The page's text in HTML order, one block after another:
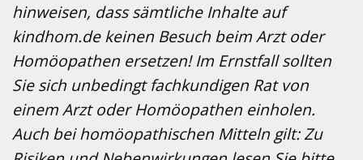
hinweisen, dass sämtliche Inhalte auf
kindhom.de keinen Besuch beim Arzt oder
Homöopathen ersetzen! Im Ernstfall sollten
Sie sich unbedingt fachkundigen Rat von
einem Arzt oder Homöopathen einholen.
Auch bei homöopathischen Mitteln gilt: Zu